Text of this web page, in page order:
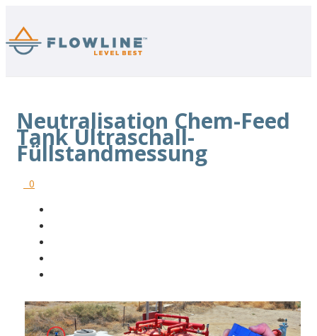
Neutralisation Chem-Feed
Tank Ultraschall-
Füllstandmessung
0